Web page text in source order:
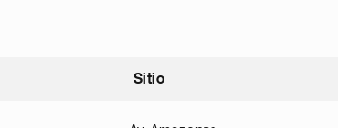
Sitio